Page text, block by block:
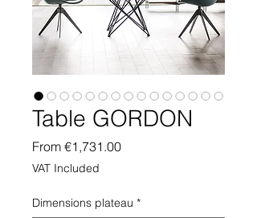
Table GORDON
From €1,731.00Sale
VAT Included
Dimensions plateau *